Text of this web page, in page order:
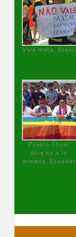
Vale mata, Brasil
Pueblo Shuar
dice no a la
minería, Ecuador